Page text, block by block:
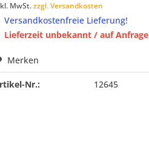
MwSt.zzgl. Versandkosten
Versandkostenfreie Lieferung!
Lieferzeit unbekannt / auf Anfrage
Merken
Nr.: 12645